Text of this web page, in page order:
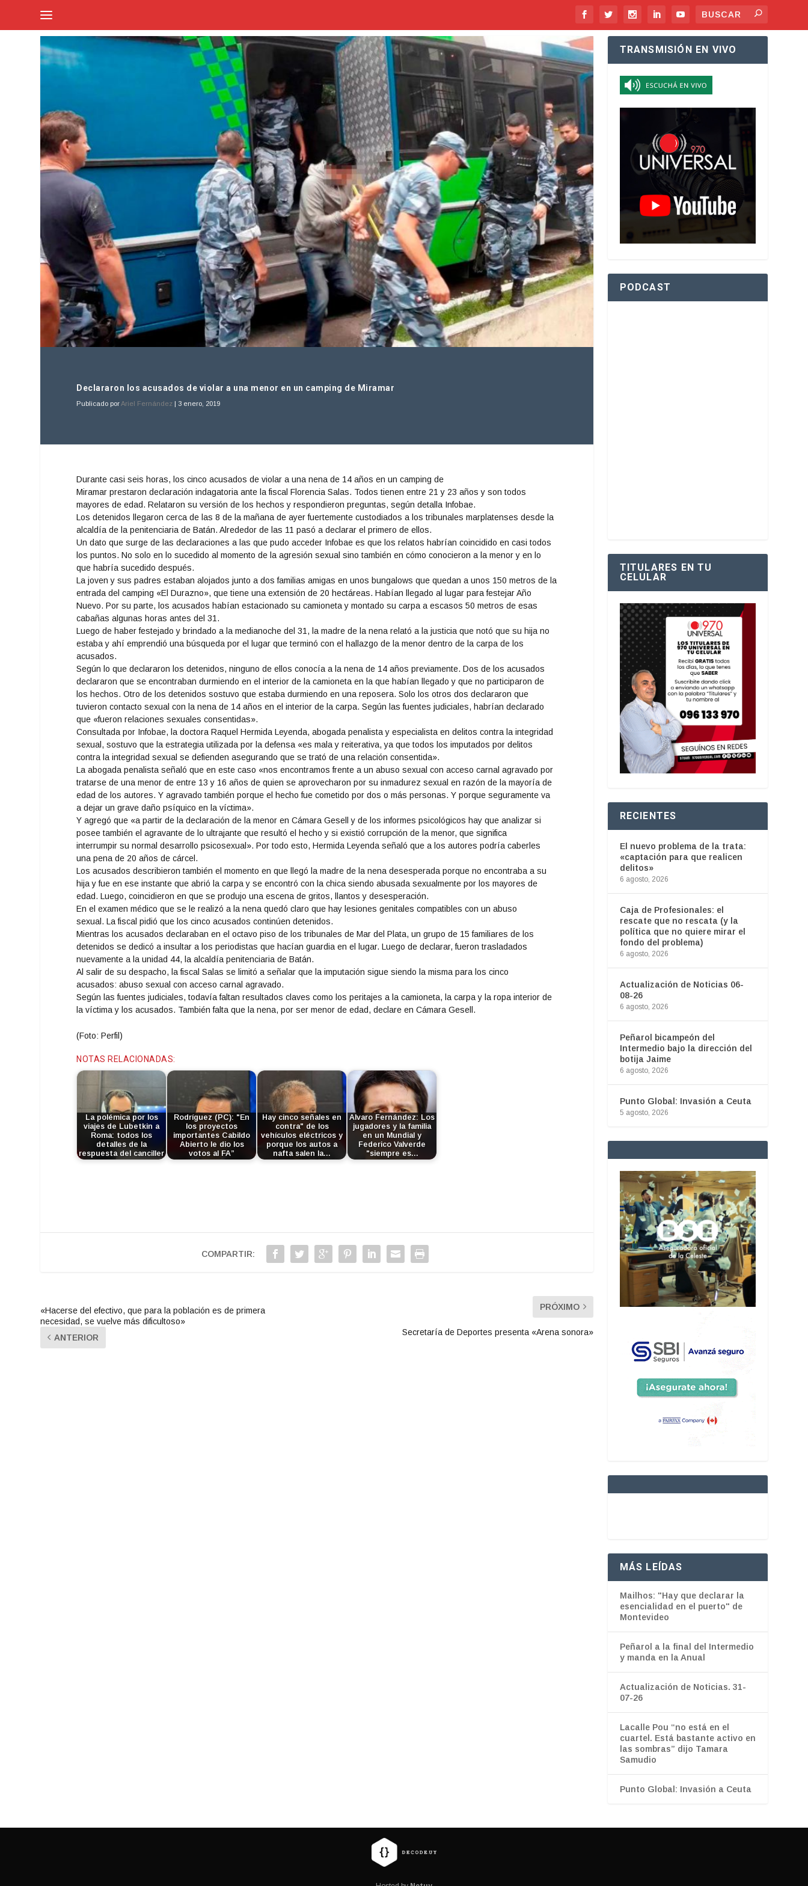
Declararon los acusados de violar a una menor en un camping de Miramar
Publicado porAriel Fernández | 3 enero, 2019
Durante casi seis horas, los cinco acusados de violar a una nena de 14 años en un camping de
Miramar prestaron declaración indagatoria ante la fiscal Florencia Salas. Todos tienen entre 21 y 23 años y son todos
mayores de edad. Relataron su versión de los hechos y respondieron preguntas, según detalla Infobae.
Los detenidos llegaron cerca de las 8 de la mañana de ayer fuertemente custodiados a los tribunales marplatenses desde la
alcaldía de la penitenciaria de Batán. Alrededor de las 11 pasó a declarar el primero de ellos.
Un dato que surge de las declaraciones a las que pudo acceder Infobae es que los relatos habrían coincidido en casi todos
los puntos. No solo en lo sucedido al momento de la agresión sexual sino también en cómo conocieron a la menor y en lo
que habría sucedido después.
La joven y sus padres estaban alojados junto a dos familias amigas en unos bungalows que quedan a unos 150 metros de la
entrada del camping «El Durazno», que tiene una extensión de 20 hectáreas. Habían llegado al lugar para festejar Año
Nuevo. Por su parte, los acusados habían estacionado su camioneta y montado su carpa a escasos 50 metros de esas
cabañas algunas horas antes del 31.
Luego de haber festejado y brindado a la medianoche del 31, la madre de la nena relató a la justicia que notó que su hija no
estaba y ahí emprendió una búsqueda por el lugar que terminó con el hallazgo de la menor dentro de la carpa de los
acusados.
Según lo que declararon los detenidos, ninguno de ellos conocía a la nena de 14 años previamente. Dos de los acusados
declararon que se encontraban durmiendo en el interior de la camioneta en la que habían llegado y que no participaron de
los hechos. Otro de los detenidos sostuvo que estaba durmiendo en una reposera. Solo los otros dos declararon que
tuvieron contacto sexual con la nena de 14 años en el interior de la carpa. Según las fuentes judiciales, habrían declarado
que «fueron relaciones sexuales consentidas».
Consultada por Infobae, la doctora Raquel Hermida Leyenda, abogada penalista y especialista en delitos contra la integridad
sexual, sostuvo que la estrategia utilizada por la defensa «es mala y reiterativa, ya que todos los imputados por delitos
contra la integridad sexual se defienden asegurando que se trató de una relación consentida».
La abogada penalista señaló que en este caso «nos encontramos frente a un abuso sexual con acceso carnal agravado por
tratarse de una menor de entre 13 y 16 años de quien se aprovecharon por su inmadurez sexual en razón de la mayoría de
edad de los autores. Y agravado también porque el hecho fue cometido por dos o más personas. Y porque seguramente va
a dejar un grave daño psíquico en la víctima».
Y agregó que «a partir de la declaración de la menor en Cámara Gesell y de los informes psicológicos hay que analizar si
posee también el agravante de lo ultrajante que resultó el hecho y si existió corrupción de la menor, que significa
interrumpir su normal desarrollo psicosexual». Por todo esto, Hermida Leyenda señaló que a los autores podría caberles
una pena de 20 años de cárcel.
Los acusados describieron también el momento en que llegó la madre de la nena desesperada porque no encontraba a su
hija y fue en ese instante que abrió la carpa y se encontró con la chica siendo abusada sexualmente por los mayores de
edad. Luego, coincidieron en que se produjo una escena de gritos, llantos y desesperación.
En el examen médico que se le realizó a la nena quedó claro que hay lesiones genitales compatibles con un abuso
sexual. La fiscal pidió que los cinco acusados continúen detenidos.
Mientras los acusados declaraban en el octavo piso de los tribunales de Mar del Plata, un grupo de 15 familiares de los
detenidos se dedicó a insultar a los periodistas que hacían guardia en el lugar. Luego de declarar, fueron trasladados
nuevamente a la unidad 44, la alcaldía penitenciaria de Batán.
Al salir de su despacho, la fiscal Salas se limitó a señalar que la imputación sigue siendo la misma para los cinco
acusados: abuso sexual con acceso carnal agravado.
Según las fuentes judiciales, todavía faltan resultados claves como los peritajes a la camioneta, la carpa y la ropa interior de
la víctima y los acusados. También falta que la nena, por ser menor de edad, declare en Cámara Gesell.
(Foto: Perfil)
NOTAS RELACIONADAS:
La polémica por los
viajes de Lubetkin a
Roma: todos los
detalles de la
respuesta del canciller
Rodríguez (PC): "En
los proyectos
importantes Cabildo
Abierto le dio los
votos al FA”
Hay cinco señales en
contra" de los
vehículos eléctricos y
porque los autos a
nafta salen la…
Alvaro Fernández: Los
jugadores y la familia
en un Mundial y
Federico Valverde
"siempre es…
COMPARTIR:
«Hacerse del efectivo, que para la población es de primera
necesidad, se vuelve más dificultoso»
ANTERIOR
PRÓXIMO
Secretaría de Deportes presenta «Arena sonora»
TRANSMISIÓN EN VIVO
PODCAST
TITULARES EN TU
CELULAR
RECIENTES
El nuevo problema de la trata:
«captación para que realicen
delitos»
6 agosto, 2026
Caja de Profesionales: el
rescate que no rescata (y la
política que no quiere mirar el
fondo del problema)
6 agosto, 2026
Actualización de Noticias 06-
08-26
6 agosto, 2026
Peñarol bicampeón del
Intermedio bajo la dirección del
botija Jaime
6 agosto, 2026
Punto Global: Invasión a Ceuta
5 agosto, 2026
MÁS LEÍDAS
Mailhos: "Hay que declarar la
esencialidad en el puerto" de
Montevideo
Peñarol a la final del Intermedio
y manda en la Anual
Actualización de Noticias. 31-
07-26
Lacalle Pou “no está en el
cuartel. Está bastante activo en
las sombras” dijo Tamara
Samudio
Punto Global: Invasión a Ceuta